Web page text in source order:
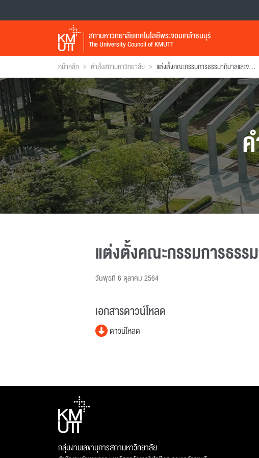
สภามหาวิทยาลัยเทคโนโลยีพระจอมเกล้าธนบุรี
The University Council of KMUTT
หน้าหลัก > คำสั่งสภามหาวิทยาลัย > แต่งตั้งคณะกรรมการธรรมาภิบาลและจริยธรรม
แต่งตั้งคณะกรรมการธรร
วันพุธที่ 6 ตุลาคม 2564
เอกสารดาวน์โหลด
ดาวน์โหลด
กลุ่มงานเลขานุการสภามหาวิทยาลัย